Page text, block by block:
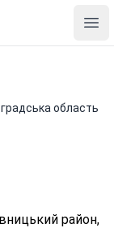
область
район,